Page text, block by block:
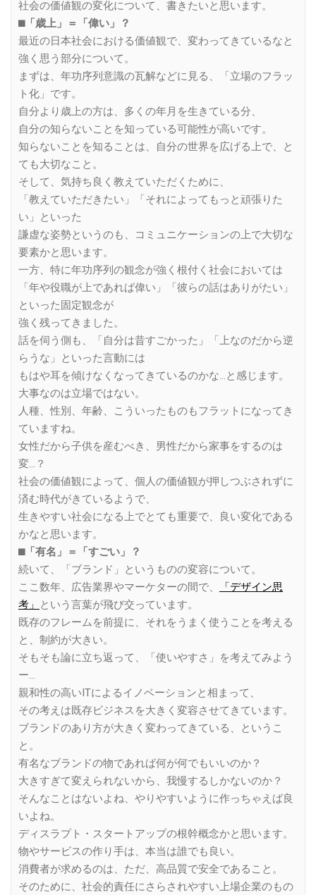
社会の価値観の変化について、書きたいと思います。
⬛︎「歳上」＝「偉い」？
最近の日本社会における価値観で、変わってきているなと
強く思う部分について。
まずは、年功序列意識の瓦解などに見る、「立場のフラッ
ト化」です。
自分より歳上の方は、多くの年月を生きている分、
自分の知らないことを知っている可能性が高いです。
知らないことを知ることは、自分の世界を広げる上で、と
ても大切なこと。
そして、気持ち良く教えていただくために、
「教えていただきたい」「それによってもっと頑張りた
い」といった
謙虚な姿勢というのも、コミュニケーションの上で大切な
要素かと思います。
一方、特に年功序列の観念が強く根付く社会においては
「年や役職が上であれば偉い」「彼らの話はありがたい」
といった固定観念が
強く残ってきました。
話を伺う側も、「自分は昔すごかった」「上なのだから逆
らうな」といった言動には
もはや耳を傾けなくなってきているのかな…と感じます。
大事なのは立場ではない。
人種、性別、年齢、こういったものもフラットになってき
ていますね。
女性だから子供を産むべき、男性だから家事をするのは
変…？
社会の価値観によって、個人の価値観が押しつぶされずに
済む時代がきているようで、
生きやすい社会になる上でとても重要で、良い変化である
かなと思います。
⬛︎「有名」＝「すごい」？
続いて、「ブランド」というものの変容について。
ここ数年、広告業界やマーケターの間で、
「デザイン思
考」
という言葉が飛び交っています。
既存のフレームを前提に、それをうまく使うことを考える
と、制約が大きい。
そもそも論に立ち返って、「使いやすさ」を考えてみよう
ー…
親和性の高いITによるイノベーションと相まって、
その考えは既存ビジネスを大きく変容させてきています。
ブランドのあり方が大きく変わってきている、というこ
と。
有名なブランドの物であれば何が何でもいいのか？
大きすぎて変えられないから、我慢するしかないのか？
そんなことはないよね、やりやすいように作っちゃえば良
いよね。
ディスラプト・スタートアップの根幹概念かと思います。
物やサービスの作り手は、本当は誰でも良い。
消費者が求めるのは、ただ、高品質で安全であること。
そのために、社会的責任にさらされやすい上場企業のもの